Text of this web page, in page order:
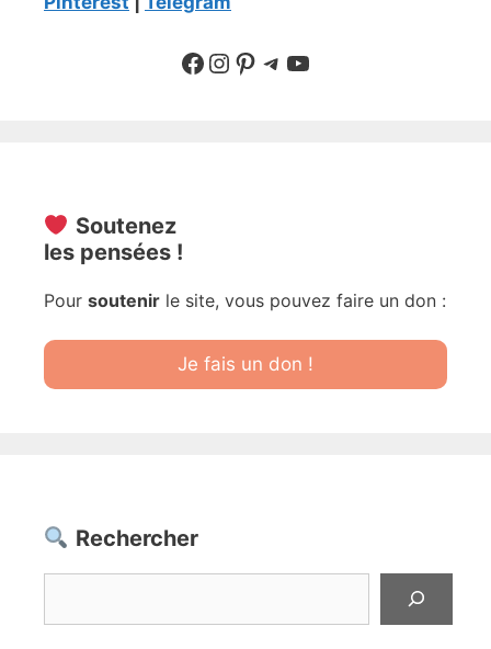
Suivre sur Facebook
Suivre sur Instagram
Pinterest
Sur Telegram
YouTube
Soutenez
les pensées !
Pour soutenir le site, vous pouvez faire un don :
Je fais un don !
Rechercher